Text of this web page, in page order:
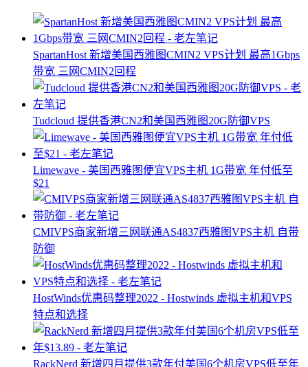
SpartanHost 新增美国西雅图CMIN2 VPS计划 最高1Gbps
带宽 三网CMIN2回程
Tudcloud 提供香港CN2和美国西雅图20G防御VPS
Limewave - 美国西雅图便宜VPS主机 1G带宽 年付低至
$21
CMIVPS商家新增三网联通AS4837西雅图VPS主机 自带
防御
HostWinds优惠码整理2022 - Hostwinds 虚拟主机和VPS
特点和选择
RackNerd 新增四月提供3款年付美国6个机房VPS低至年